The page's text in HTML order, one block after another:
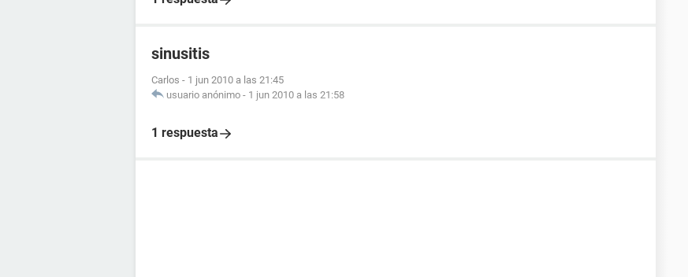
sinusitis
Carlos - 1 jun 2010 a las 21:45
usuario anónimo - 1 jun 2010 a las 21:58
1 respuesta